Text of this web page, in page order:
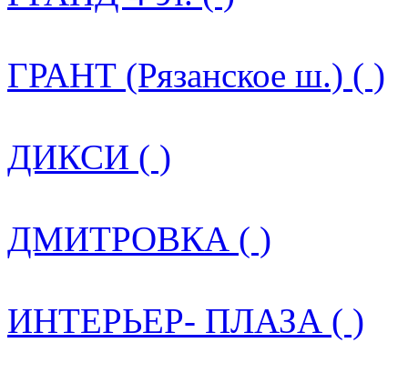
ГРАНТ (Рязанское ш.) ( )
ДИКСИ ( )
ДМИТРОВКА ( )
ИНТЕРЬЕР- ПЛАЗА ( )